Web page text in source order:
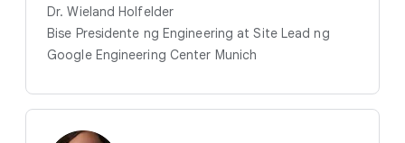
Dr. Wieland Holfelder
Bise Presidente ng Engineering at Site Lead ng
Google Engineering Center Munich